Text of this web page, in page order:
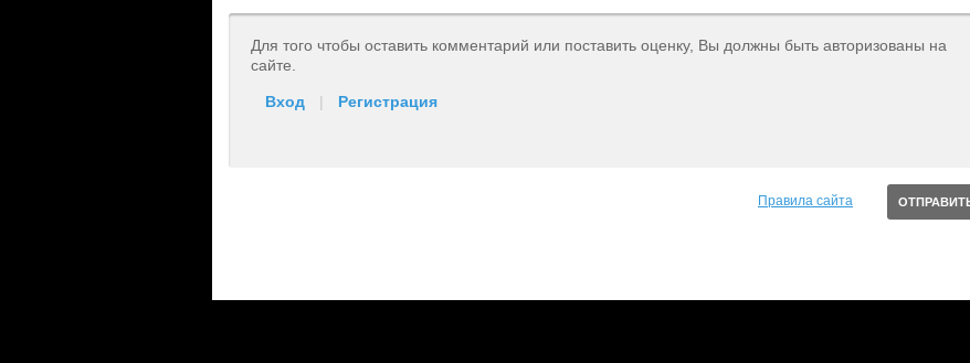
Для того чтобы оставить комментарий или поставить оценку, Вы должны быть авторизованы на
сайте.
Вход | Регистрация
Правила сайта